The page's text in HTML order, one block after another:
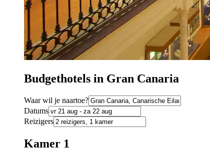
Budgethotels in Gran Canaria
Waar wil je naartoe?
Datums
Reizigers
Kamer 1